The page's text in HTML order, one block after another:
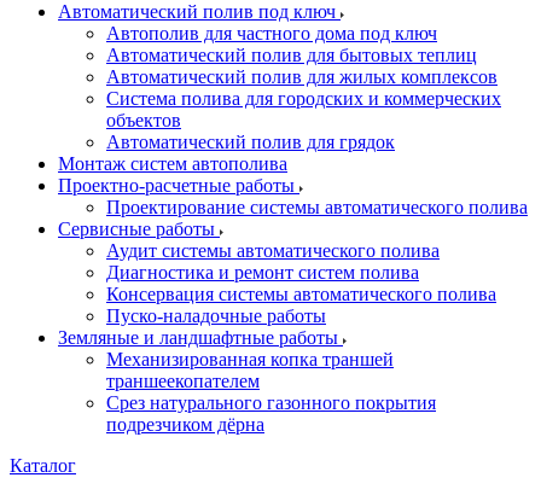
Автоматический полив под ключ
Автополив для частного дома под ключ
Автоматический полив для бытовых теплиц
Автоматический полив для жилых комплексов
Система полива для городских и коммерческих
объектов
Автоматический полив для грядок
Монтаж систем автополива
Проектно-расчетные работы
Проектирование системы автоматического полива
Сервисные работы
Аудит системы автоматического полива
Диагностика и ремонт систем полива
Консервация системы автоматического полива
Пуско-наладочные работы
Земляные и ландшафтные работы
Механизированная копка траншей
траншеекопателем
Срез натурального газонного покрытия
подрезчиком дёрна
Каталог